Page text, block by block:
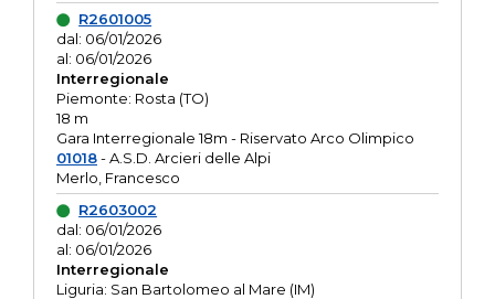
R2601005
dal: 06/01/2026
al: 06/01/2026
Interregionale
Piemonte: Rosta (TO)
18 m
Gara Interregionale 18m - Riservato Arco Olimpico
01018- A.S.D. Arcieri delle Alpi
Merlo, Francesco
R2603002
dal: 06/01/2026
al: 06/01/2026
Interregionale
Liguria: San Bartolomeo al Mare (IM)